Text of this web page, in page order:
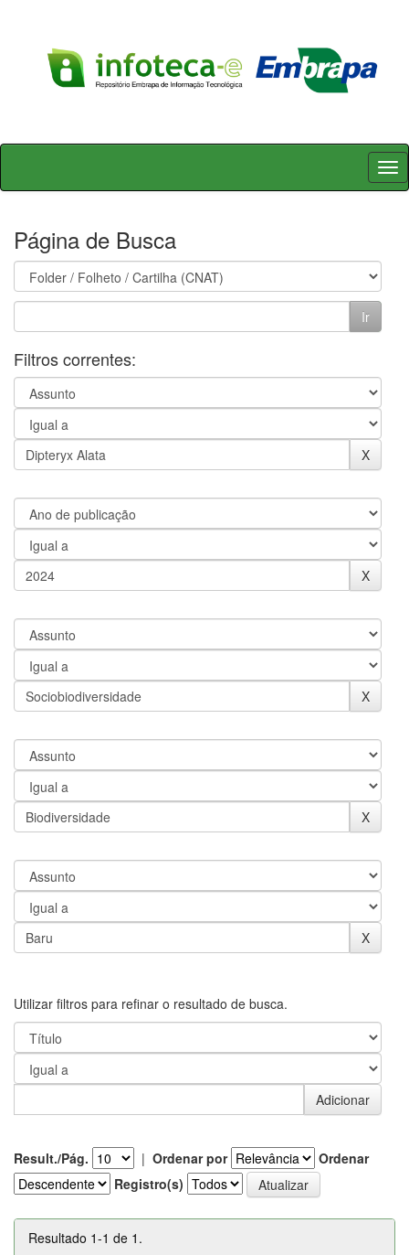
Skip
Página de Busca
Filtros correntes:
Utilizar filtros para refinar o resultado de busca.
Result./Pág. | Ordenar por
Ordenar
Registro(s)
Resultado 1-1 de 1.